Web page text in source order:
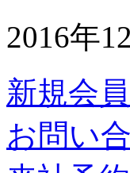
2016年
新規会
お問い